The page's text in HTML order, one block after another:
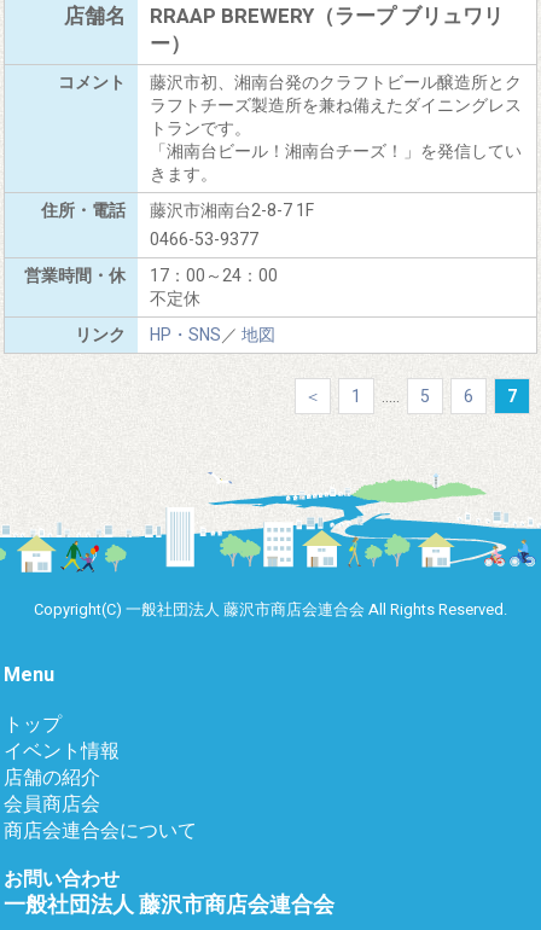
RRAAP BREWERY（ラープ ブリュワリ
ー）
藤沢市初、湘南台発のクラフトビール醸造所とク
ラフトチーズ製造所を兼ね備えたダイニングレス
トランです。
「湘南台ビール！湘南台チーズ！」を発信してい
きます。
藤沢市湘南台2-8-7 1F
0466-53-9377
17：00～24：00
不定休
HP・SNS／ 地図
＜ 1 ..... 5 6 7
Copyright(C) 一般社団法人 藤沢市商店会連合会 All Rights Reserved.
Menu
トップ
イベント情報
店舗の紹介
会員商店会
商店会連合会について
お問い合わせ
一般社団法人 藤沢市商店会連合会